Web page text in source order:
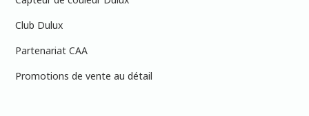
Club Dulux
Partenariat CAA
Promotions de vente au détail